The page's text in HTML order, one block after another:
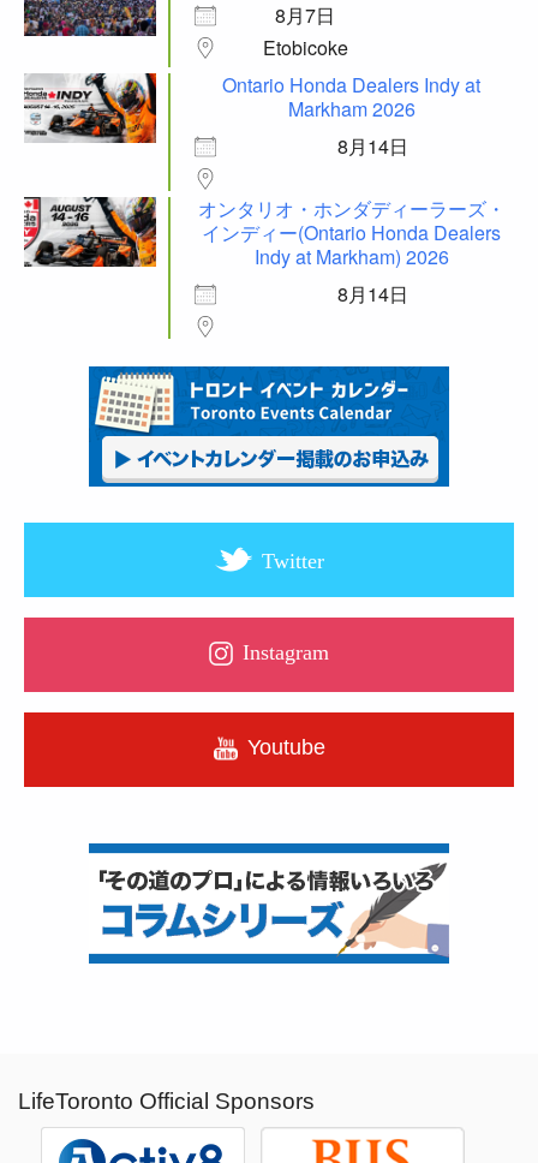
8月7日
Etobicoke
Ontario Honda Dealers Indy at
Markham 2026
8月14日
オンタリオ・ホンダディーラーズ・
インディー(Ontario Honda Dealers
Indy at Markham) 2026
8月14日
Twitter
Instagram
Youtube
LifeToronto Official Sponsors